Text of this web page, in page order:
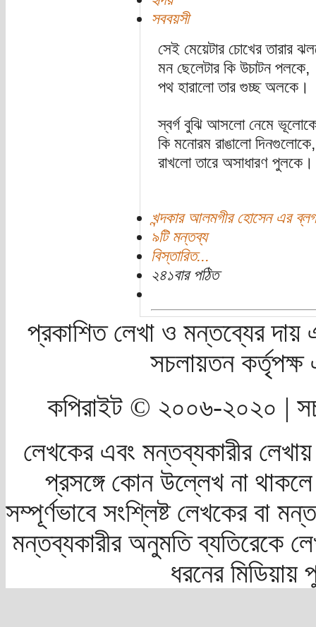
সববয়সী
সেই মেয়েটার চোখের তারার
মন ছেলেটার কি উচাটন পলকে,
পথ হারালো তার গুচ্ছ অলকে।
স্বর্গ বুঝি আসলো নেমে
কি মনোরম রাঙালো দিনগুলোকে,
রাখলো তারে অসাধারণ পুলকে।
খন্দকার আলমগীর হোসেন এর ব্লগ
৯টি মন্তব্য
বিস্তারিত...
২৪১বার পঠিত
প্রকাশিত লেখা ও মন্তব্যের দায়
সচলায়তন
কপিরাইট © ২০০৬-২০২০ |
লেখকের এবং মন্তব্যকারীর
প্রসঙ্গে কোন উল্লেখ না
সম্পূর্ণভাবে সংশ্লিষ্ট লেখকের বা
মন্তব্যকারীর অনুমতি ব্যতিরেকে
ধরনের মিডিয়ায়